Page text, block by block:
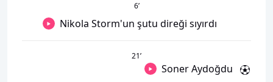
6’
Nikola Storm'un şutu direği sıyırdı
21’
Soner Aydoğdu